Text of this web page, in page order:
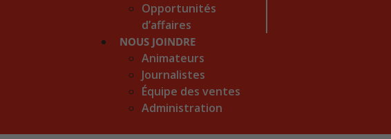
Opportunités
d’affaires
NOUS JOINDRE
Animateurs
Journalistes
Équipe des ventes
Administration